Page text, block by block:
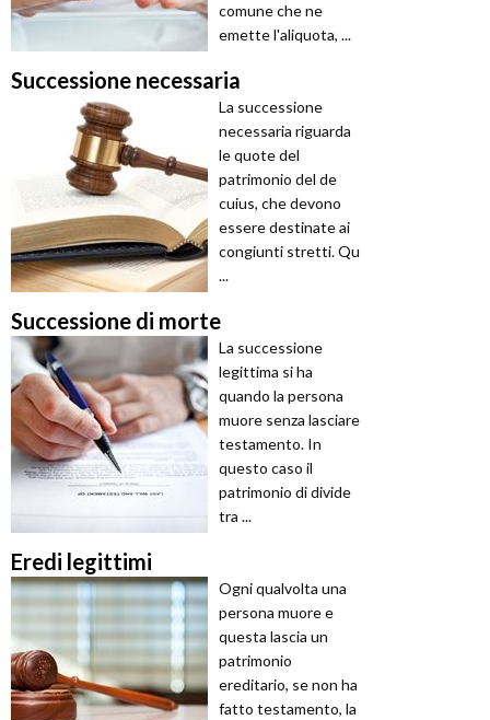
comune che ne
emette l'aliquota, ...
Successione necessaria
La successione
necessaria riguarda
le quote del
patrimonio del de
cuius, che devono
essere destinate ai
congiunti stretti. Qu
...
Successione di morte
La successione
legittima si ha
quando la persona
muore senza lasciare
testamento. In
questo caso il
patrimonio di divide
tra ...
Eredi legittimi
Ogni qualvolta una
persona muore e
questa lascia un
patrimonio
ereditario, se non ha
fatto testamento, la